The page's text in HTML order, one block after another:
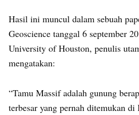
Hasil ini muncul dalam sebuah
Geoscience tanggal 6 september
University of Houston, penulis
mengatakan:
“Tamu Massif adalah gunung
terbesar yang pernah ditemukan